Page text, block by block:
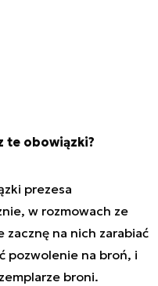
te obowiązki?
prezesa
w rozmowach ze
zacznę na nich zarabiać
pozwolenie na broń, i
broni.